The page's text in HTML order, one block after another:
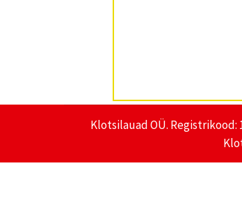
Klotsilauad OÜ. Registrikood: